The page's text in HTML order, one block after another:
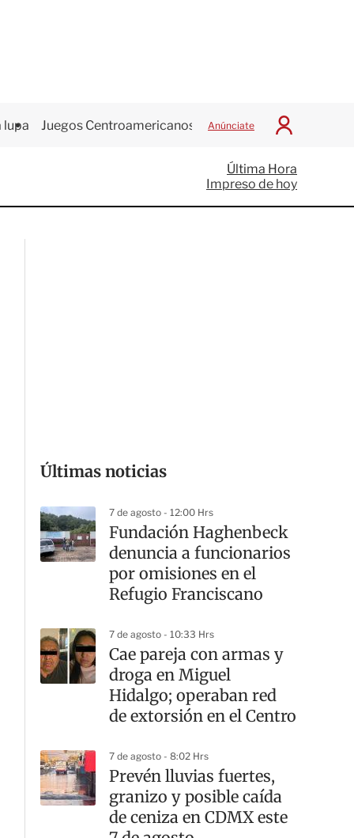
lupa Juegos Centroamericanos Anúnciate
I
c
i
a
Última Hora
Impreso de hoy
Últimas noticias
7 de agosto - 12:00 Hrs
Fundación Haghenbeck
denuncia a funcionarios
por omisiones en el
Refugio Franciscano
7 de agosto - 10:33 Hrs
Cae pareja con armas y
droga en Miguel
Hidalgo; operaban red
de extorsión en el Centro
7 de agosto - 8:02 Hrs
Prevén lluvias fuertes,
granizo y posible caída
de ceniza en CDMX este